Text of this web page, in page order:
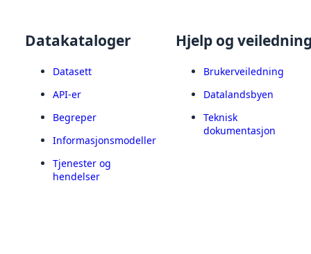
Datakataloger
Datasett
API-er
Begreper
Informasjonsmodeller
Tjenester og
hendelser
Hjelp og
Brukerveiledning
Datalandsbyen
Teknisk
dokumentasjon